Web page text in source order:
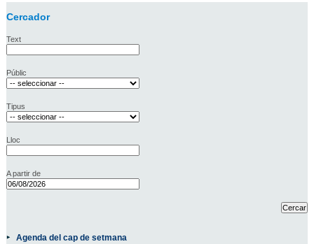
Cercador
Text
Públic
Tipus
Lloc
A partir de
Agenda del cap de setmana